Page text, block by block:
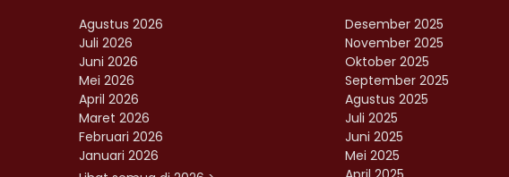
Agustus 2026
Juli 2026
Juni 2026
Mei 2026
April 2026
Maret 2026
Februari 2026
Januari 2026
Desember 2025
November 2025
Oktober 2025
September 2025
Agustus 2025
Juli 2025
Juni 2025
Mei 2025